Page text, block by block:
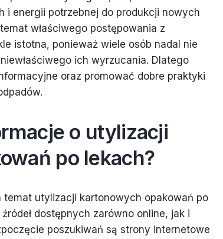
i energii potrzebnej do produkcji nowych
właściwego postępowania z
istotna, ponieważ wiele osób nadal nie
ich wyrzucania. Dlatego
oraz promować dobre praktyki
o utylizacji
po lekach?
utylizacji kartonowych opakowań po
dostępnych zarówno online, jak i
poszukiwań są strony internetowe